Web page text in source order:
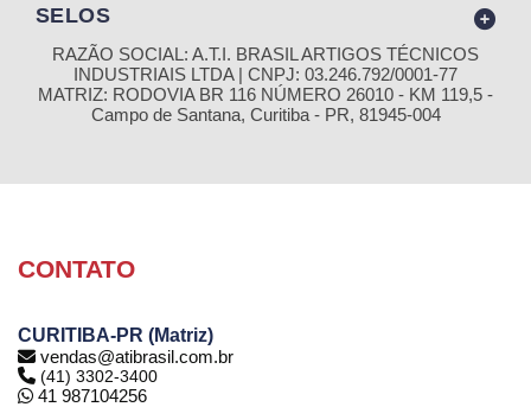
SELOS
RAZÃO SOCIAL: A.T.I. BRASIL ARTIGOS TÉCNICOS
INDUSTRIAIS LTDA | CNPJ: 03.246.792/0001-77
MATRIZ: RODOVIA BR 116 NÚMERO 26010 - KM 119,5 -
Campo de Santana, Curitiba - PR, 81945-004
CONTATO
CURITIBA-PR (Matriz)
vendas@atibrasil.com.br
(41) 3302-3400
41 987104256